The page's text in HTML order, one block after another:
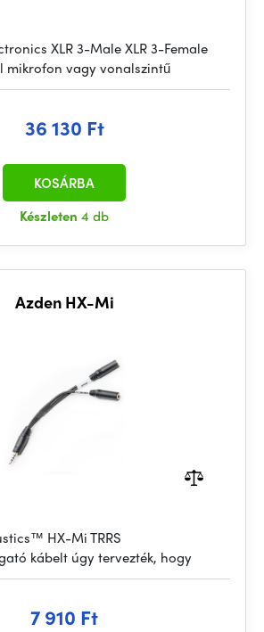
XLR 3-Male XLR 3-Female
mikrofon vagy vonalszintű
36 130 Ft
Készleten 4 db
KOSÁRBA
Azden HX-Mi
HX-Mi TRRS
kábelt úgy tervezték, hogy
7 910 Ft